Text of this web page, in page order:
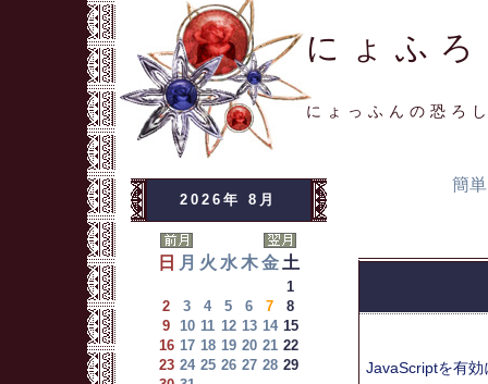
にょふ
にょっふんの恐ろ
2026年 8月
日 月 火 水 木 金 土
1
2
3 4 5 6 7
8
9 10 11 12 13 14 15
16 17 18 19 20 21 22
23 24 25 26 27 28 29
簡
JavaScriptを有効